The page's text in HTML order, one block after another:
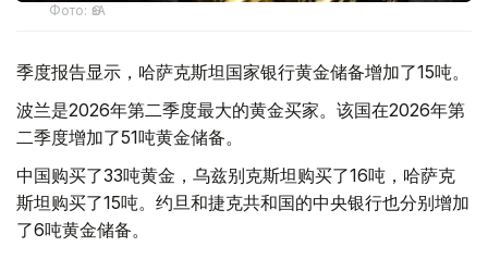
Фото: ӨзА
季度报告显示，哈萨克斯坦国家银行黄金储备增加了15吨。
波兰是2026年第二季度最大的黄金买家。该国在2026年第
二季度增加了51吨黄金储备。
中国购买了33吨黄金，乌兹别克斯坦购买了16吨，哈萨克
斯坦购买了15吨。约旦和捷克共和国的中央银行也分别增加
了6吨黄金储备。